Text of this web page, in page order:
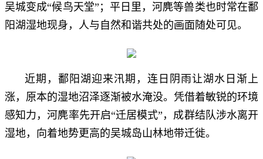
吴城变成“候鸟天堂”；平日里，河麂等兽类也时常在鄱
阳湖湿地现身，人与自然和谐共处的画面随处可见。
近期，鄱阳湖迎来汛期，连日阴雨让湖水日渐上
涨，原本的湿地沼泽逐渐被水淹没。凭借着敏锐的环境
感知力，河麂率先开启“迁居模式”，成群结队涉水离开
湿地，向着地势更高的吴城岛山林地带迁徙。